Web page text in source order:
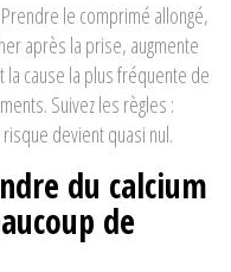
le comprimé allongé,
après la prise, augmente
la cause la plus fréquente de
Suivez les règles :
devient quasi nul.
du calcium
de